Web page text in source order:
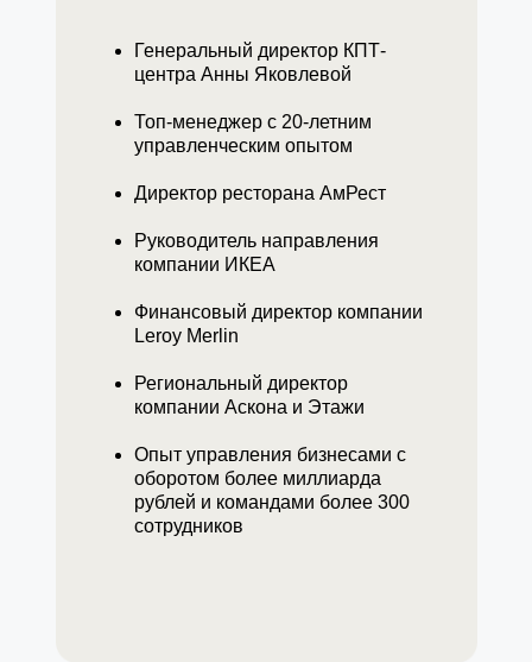
Генеральный директор КПТ-
центра Анны Яковлевой
Топ-менеджер с 20-летним
управленческим опытом
Директор ресторана АмРест
Руководитель направления
компании ИКЕА
Финансовый директор компании
Leroy Merlin
Региональный директор
компании Аскона и Этажи
Опыт управления бизнесами с
оборотом более миллиарда
рублей и командами более 300
сотрудников